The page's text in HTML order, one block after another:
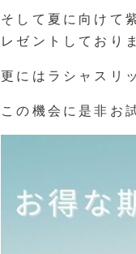
そして夏に向けて
レゼントしており
更にはラシャスリ
この機会に是非お